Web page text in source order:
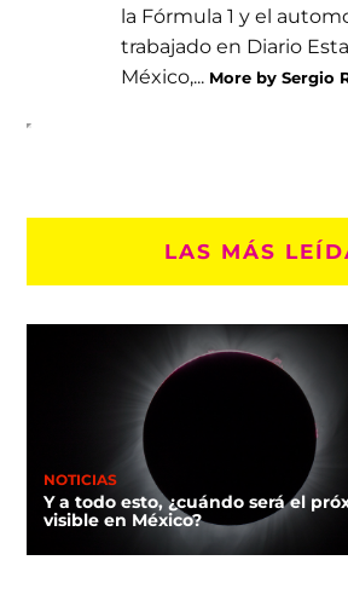
la Fórmula 1 y el
trabajado en Diario
México,... More by Sergio
LAS MÁS
NOTICIAS
Y a todo esto, ¿cuándo será el
visible en México?